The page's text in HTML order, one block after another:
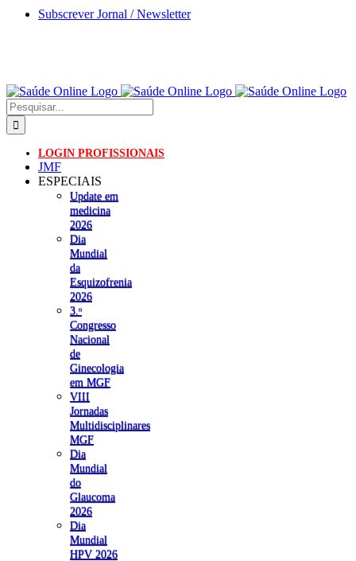
Skip
Subscrever Jornal / Newsletter
Pesquisar
LOGIN PROFISSIONAIS
JMF
ESPECIAIS
Update em
medicina
2026
Dia
Mundial
da
Esquizofrenia
2026
3.ᵒ
Congresso
Nacional
de
Ginecologia
em MGF
VIII
Jornadas
Multidisciplinares
MGF
Dia
Mundial
do
Glaucoma
2026
Dia
Mundial
HPV 2026